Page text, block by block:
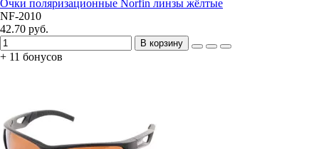
Очки поляризационные Norfin линзы жёлтые
NF-2010
42.70 руб.
В корзину
+ 11 бонусов